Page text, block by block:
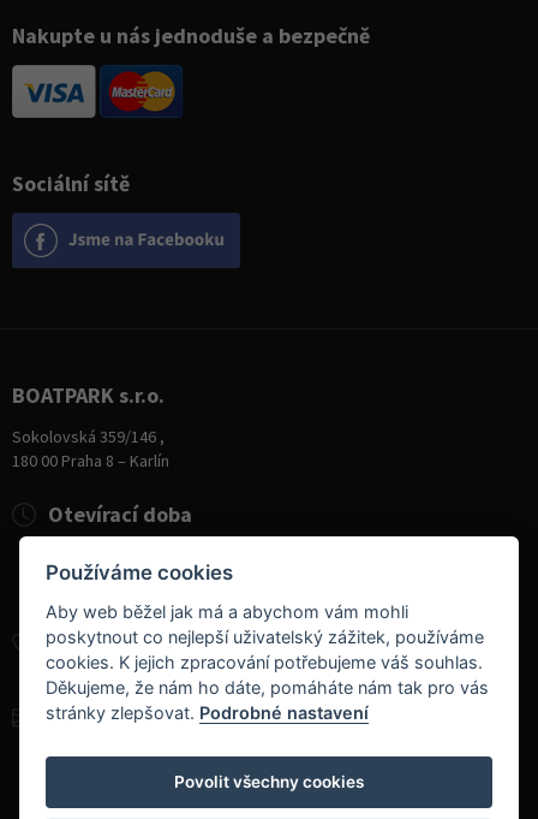
Sociální sítě
Nakupte u nás jednoduše a bezpečně
BOATPARK s.r.o.
Sokolovská 359/146 ,
180 00 Praha 8 – Karlín
+420 284 826 787
+420 604 728 042
info@boatpark.cz
Otevírací doba
Úterý - Pátek
10:00 - 19:00
Sobota
9:00 - 14:00
Používáme cookies
Aby web běžel jak má a abychom vám mohli
poskytnout co nejlepší uživatelský zážitek, používáme
cookies. K jejich zpracování potřebujeme váš souhlas.
Děkujeme, že nám ho dáte, pomáháte nám tak pro vás
stránky zlepšovat. Podrobné nastavení
Povolit všechny cookies